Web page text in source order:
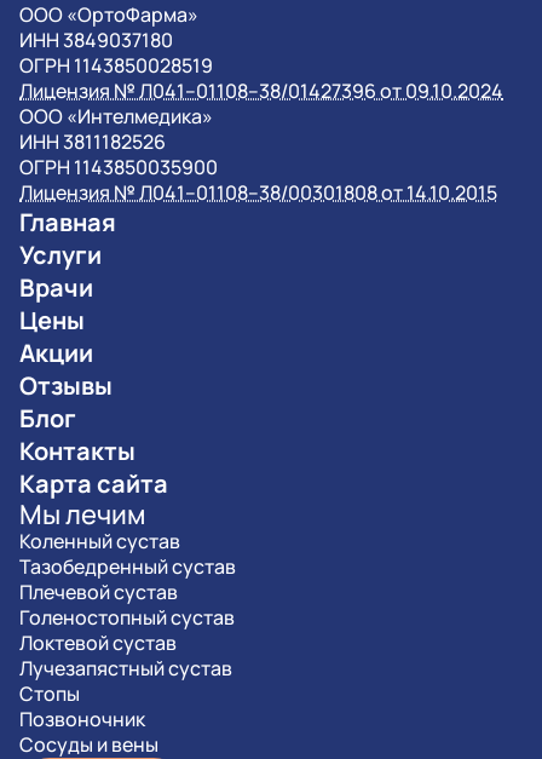
OOO «ОртоФарма»
ИНН 3849037180
ОГРН 1143850028519
Лицензия № Л041–01108–38/01427396 от 09.10.2024
OOO «Интелмедика»
ИНН 3811182526
ОГРН 1143850035900
Лицензия № Л041–01108–38/00301808 от 14.10.2015
Главная
Услуги
Врачи
Цены
Акции
Отзывы
Блог
Контакты
Карта сайта
Мы лечим
Коленный сустав
Тазобедренный сустав
Плечевой сустав
Голеностопный сустав
Локтевой сустав
Лучезапястный сустав
Стопы
Позвоночник
Сосуды и вены